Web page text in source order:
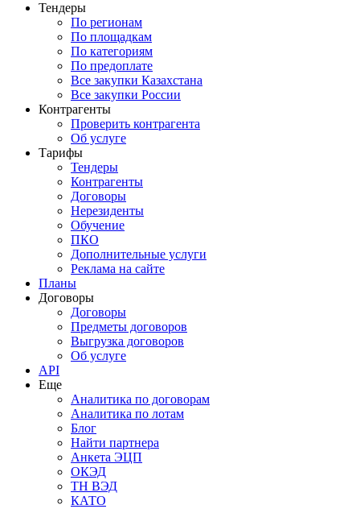
Тендеры
По регионам
По площадкам
По категориям
По предоплате
Все закупки Казахстана
Все закупки России
Контрагенты
Проверить контрагента
Об услуге
Тарифы
Тендеры
Контрагенты
Договоры
Нерезиденты
Обучение
ПКО
Дополнительные услуги
Реклама на сайте
Планы
Договоры
Договоры
Предметы договоров
Выгрузка договоров
Об услуге
API
Еще
Аналитика по договорам
Аналитика по лотам
Блог
Найти партнера
Анкета ЭЦП
ОКЭД
ТН ВЭД
КАТО